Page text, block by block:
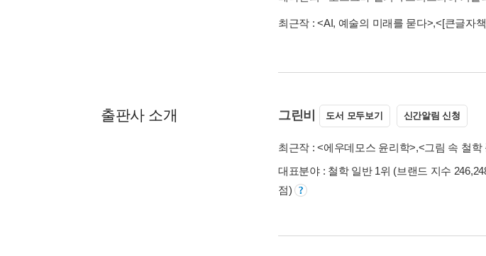
최근작 :<AI, 예술의 미래를 묻다>,<[큰글자
출판사 소개 그린비 도서 모두보기 신간알림 신청
최근작 :<에우데모스 윤리학>,<그림 속 철학
대표분야 : 철학 일반 1위 (브랜드 지수
점)